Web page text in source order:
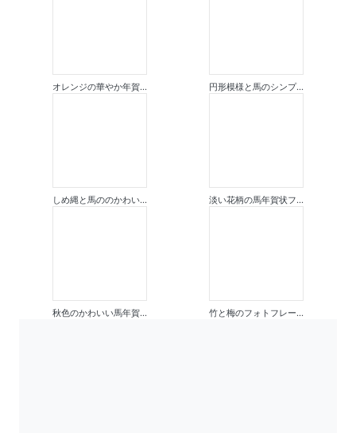
オレンジの華やか年賀... 円形模様と馬のシンプ...
しめ縄と馬ののかわい... 淡い花柄の馬年賀状フ...
秋色のかわいい馬年賀... 竹と梅のフォトフレー...